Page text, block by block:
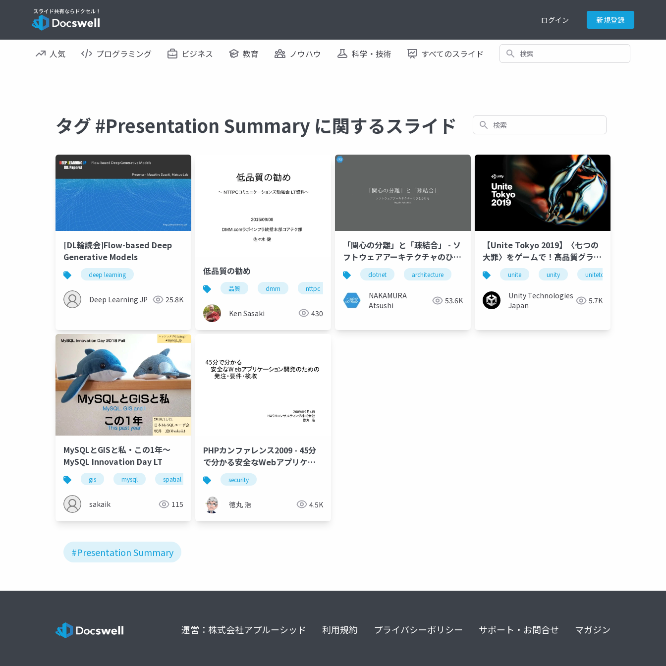
ログイン 新規登録
人気 プログラミング ビジネス 教育 ノウハウ 科学・技術 すべてのスライド 検索
タグ #Presentation Summary に関するスライド 検索
[DL輪読会]Flow-based Deep
Generative Models
deep learning
Deep Learning JP 25.8K
低品質の勧め
品質 dmm nttpc
Ken Sasaki 430
「関心の分離」と「疎結合」 - ソ
フトウェアアーキテクチャのひと
かけらdotnet architecture
NAKAMURA
Atsushi
53.6K
【Unite Tokyo 2019】〈七つの
大罪〉をゲームで！高品質グラフ
ィックを具現化するための技法と
開発最適化のご紹介
unite unity unitetokyo
Unity Technologies
Japan
5.7K
MySQLとGISと私・この1年～
MySQL Innovation Day LT
gis mysql spatial lt lightning talk
sakaik 115
PHPカンファレンス2009 - 45分
で分かる安全なWebアプリケー
ション開発のための発注・要件・
検収
security
徳丸 浩 4.5K
#Presentation Summary
運営：株式会社アプルーシッド 利用規約 プライバシーポリシー サポート・お問合せ マガジン